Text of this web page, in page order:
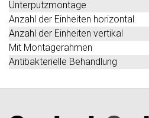
Unterputzmontage
Anzahl der Einheiten horizontal
Anzahl der Einheiten vertikal
Mit Montagerahmen
Antibakterielle Behandlung